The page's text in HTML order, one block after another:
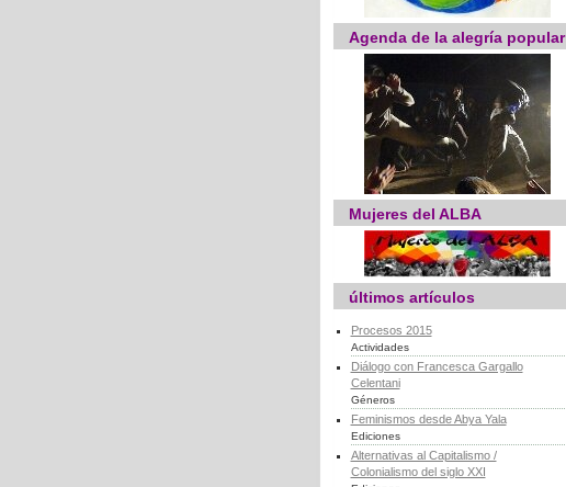
Agenda de la alegría popular
Mujeres del ALBA
últimos artículos
Procesos 2015
Actividades
Diálogo con Francesca Gargallo
Celentani
Géneros
Feminismos desde Abya Yala
Ediciones
Alternativas al Capitalismo /
Colonialismo del siglo XXI